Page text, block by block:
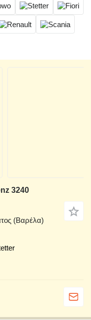
3240
(Βαρέλα)